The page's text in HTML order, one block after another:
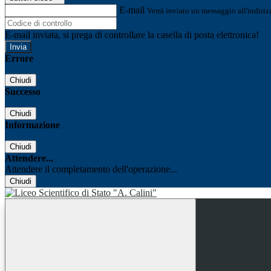
E-mail Verrà inviato un messaggio
E-mail inviata, si prega di controllare la casella di posta elettronica!
Errore
Chiudi
Successo
Chiudi
Informazione
Chiudi
Attendere...
Attendere il completamento dell'operazione...
Chiudi